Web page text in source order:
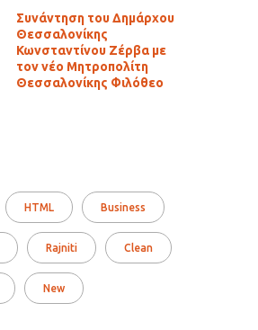
Συνάντηση του Δημάρχου
Θεσσαλονίκης
Κωνσταντίνου Ζέρβα με
τον νέο Μητροπολίτη
Θεσσαλονίκης Φιλόθεο
HTML Business
Rajniti Clean
New